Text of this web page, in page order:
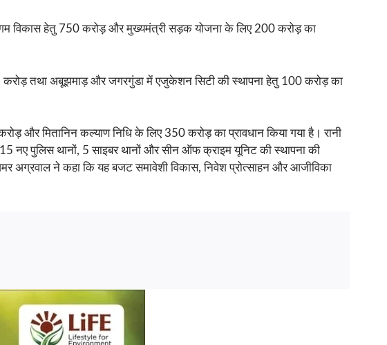
विकास हेतु 750 करोड़ और मुख्यमंत्री सड़क योजना के लिए 200 करोड़ का
तथा अबूझमाड़ और जगरगुंडा में एजुकेशन सिटी की स्थापना हेतु 100 करोड़ का
और मितानिन कल्याण निधि के लिए 350 करोड़ का प्रावधान किया गया है। रानी
नए पुलिस थानों, 5 साइबर थानों और सीन ऑफ क्राइम यूनिट की स्थापना की
अग्रवाल ने कहा कि यह बजट समावेशी विकास, निवेश प्रोत्साहन और आजीविका